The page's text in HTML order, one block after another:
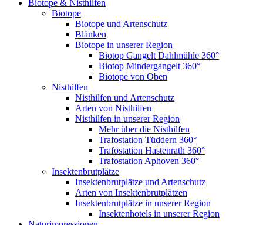
Biotope & Nisthilfen
Biotope
Biotope und Artenschutz
Blänken
Biotope in unserer Region
Biotop Gangelt Dahlmühle 360°
Biotop Mindergangelt 360°
Biotope von Oben
Nisthilfen
Nisthilfen und Artenschutz
Arten von Nisthilfen
Nisthilfen in unserer Region
Mehr über die Nisthilfen
Trafostation Tüddern 360°
Trafostation Hastenrath 360°
Trafostation Aphoven 360°
Insektenbrutplätze
Insektenbrutplätze und Artenschutz
Arten von Insektenbrutplätzen
Insektenbrutplätze in unserer Region
Insektenhotels in unserer Region